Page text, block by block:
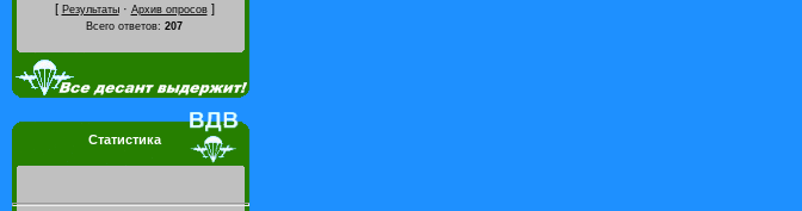
[ Результаты· Архив опросов]
Всего ответов: 207
Статистика